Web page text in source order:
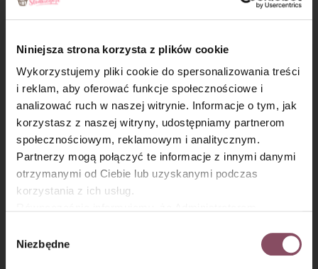
Niniejsza strona korzysta z plików cookie
Wykorzystujemy pliki cookie do spersonalizowania treści
i reklam, aby oferować funkcje społecznościowe i
analizować ruch w naszej witrynie. Informacje o tym, jak
korzystasz z naszej witryny, udostępniamy partnerom
społecznościowym, reklamowym i analitycznym.
Partnerzy mogą połączyć te informacje z innymi danymi
otrzymanymi od Ciebie lub uzyskanymi podczas
korzystania z ich usług.
Gdańsk (80-339) adres: Dickmana 14/15 więcej
informacji o przetwarzaniu danych osobowych oraz
zgody
Niezbędne
Przygotowane rabarbarowe nadzienie odstaw do
×